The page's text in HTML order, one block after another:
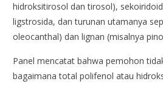
hidroksitirosol dan tirosol),
ligstrosida, dan turunan utamanya
oleocanthal) dan lignan (misalnya
Panel mencatat bahwa pemohon
bagaimana total polifenol atau